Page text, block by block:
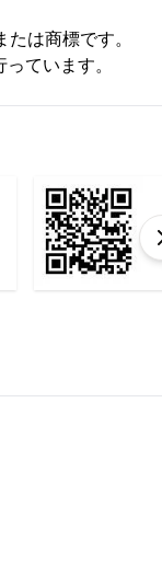
は商標です。
ています。